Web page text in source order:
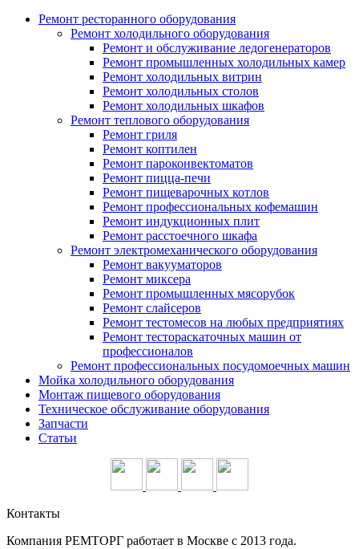
Ремонт ресторанного оборудования
Ремонт холодильного оборудования
Ремонт и обслуживание ледогенераторов
Ремонт промышленных холодильных камер
Ремонт холодильных витрин
Ремонт холодильных столов
Ремонт холодильных шкафов
Ремонт теплового оборудования
Ремонт гриля
Ремонт коптилен
Ремонт пароконвектоматов
Ремонт пицца-печи
Ремонт пищеварочных котлов
Ремонт профессиональных кофемашин
Ремонт индукционных плит
Ремонт расстоечного шкафа
Ремонт электромеханического оборудования
Ремонт вакууматоров
Ремонт миксера
Ремонт промышленных мясорубок
Ремонт слайсеров
Ремонт тестомесов на любых предприятиях
Ремонт тестораскаточных машин от
профессионалов
Ремонт профессиональных посудомоечных машин
Мойка холодильного оборудования
Монтаж пищевого оборудования
Техническое обслуживание оборудования
Запчасти
Статьи
Контакты
Компания РЕМТОРГ работает в Москве c 2013 года.